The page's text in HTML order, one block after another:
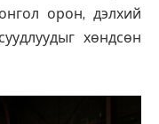
орон, дэлхий
хөндсөн